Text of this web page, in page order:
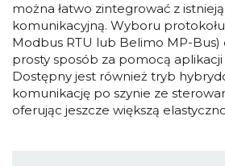
można łatwo zintegrować z
komunikacyjną. Wyboru
Modbus RTU lub Belimo MP-Bus)
prosty sposób za pomocą aplikacji
Dostępny jest również tryb
komunikację po szynie ze
oferując jeszcze większą